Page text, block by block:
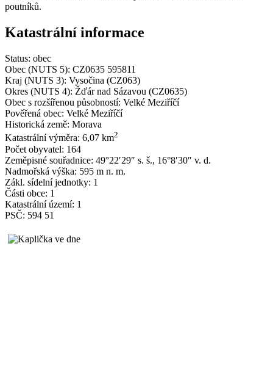
poutníků.
Katastrální informace
Status: obec
Obec (NUTS 5): CZ0635 595811
Kraj (NUTS 3): Vysočina (CZ063)
Okres (NUTS 4): Žďár nad Sázavou (CZ0635)
Obec s rozšířenou působností: Velké Meziříčí
Pověřená obec: Velké Meziříčí
Historická země: Morava
Katastrální výměra: 6,07 km2
Počet obyvatel: 164
Zeměpisné souřadnice: 49°22′29″ s. š., 16°8′30″ v. d.
Nadmořská výška: 595 m n. m.
Zákl. sídelní jednotky: 1
Části obce: 1
Katastrální území: 1
PSČ: 594 51